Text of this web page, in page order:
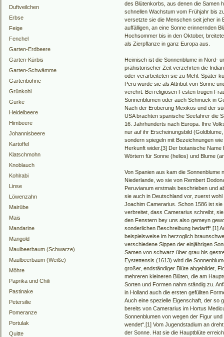
Duftveilchen
Erbse
Feige
Fenchel
Garten-Erdbeere
Garten-Kürbis
Garten-Schwämme
Gartenbohne
Grünkohl
Gurke
Heidelbeere
Himbeere
Johannisbeere
Kartoffel
Klatschmohn
Knoblauch
Kohlrabi
Linse
Löwenzahn
Mairübe
Mais
Mandarine
Mangold
Maulbeerbaum (Schwarze)
Maulbeerbaum (Weiße)
Möhre
Paprika und Chili
Pastinake
Petersilie
Pomeranze
Portulak
Quitte
des Blütenkorbs, aus denen die Samen
schnellen Wachstum vom Frühjahr bis
versetzte sie die Menschen seit jeher in
auffälligen, an eine Sonne erinnernden
Hochsommer bis in den Oktober,
als Zierpflanze in ganz Europa aus.
Heimisch ist die Sonnenblume in Nord-
prähistorischer Zeit verzehrten die
oder verarbeiteten sie zu Mehl. Später
Peru wurde sie als Attribut von Sonne
verehrt. Bei religiösen Festen trugen
Sonnenblumen oder auch Schmuck in
Nach der Eroberung Mexikos und der
USA brachten spanische Seefahrer die
16. Jahrhunderts nach Europa. Ihre
nur auf ihr Erscheinungsbild
sondern spiegeln mit Bezeichnungen
Herkunft wider.[3] Der botanische
Wörtern für Sonne (helios) und Blume
Von Spanien aus kam die Sonnenblume
Niederlande, wo sie von Rembert
Peruvianum erstmals beschrieben und
sie auch in Deutschland vor, zuerst
Joachim Camerarius. Schon 1586 ist
verbreitet, dass Camerarius schreibt,
den Fenstern bey uns also gemeyn
sonderlichen Beschreibung bedarff“.[1]
beispielsweise im herzoglich
verschiedene Sippen der einjährigen
Samen von schwarz über grau bis
Eystettensis (1613) wird die
großer, endständiger Blüte abgebildet,
mehreren kleineren Blüten, die am
Sorten und Formen nahm ständig zu.
in Holland auch die ersten gefüllten
Auch eine spezielle Eigenschaft, der so
bereits von Camerarius im Hortus
Sonnenblumen von wegen der Figur
wendet“.[1] Vom Jugendstadium an
der Sonne. Hat sie die Hauptblüte